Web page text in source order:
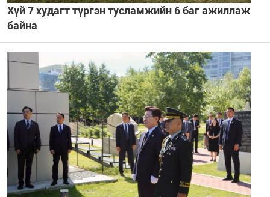
Хүй 7 худагт түргэн тусламжийн 6 баг ажиллаж
байна